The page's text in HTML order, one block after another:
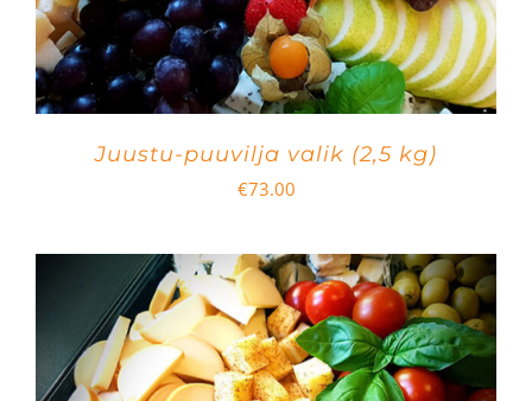
Juustu-puuvilja valik (2,5 kg)
€73.00